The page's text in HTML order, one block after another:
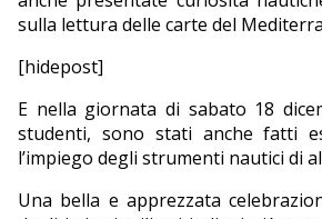
sulla lettura delle carte del
[hidepost]
E nella giornata di sabato 18
studenti, sono stati anche fatti
l’impiego degli strumenti nautici di
Una bella e apprezzata